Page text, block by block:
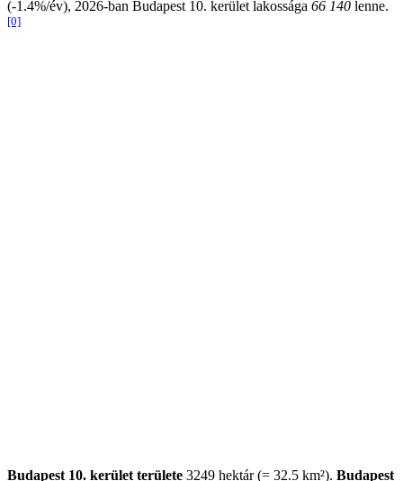
(-1.4%/év), 2026-ban Budapest 10. kerület lakossága 66 140 lenne.
[0]
Budapest 10. kerület területe 3249 hektár (= 32.5 km²). Budapest